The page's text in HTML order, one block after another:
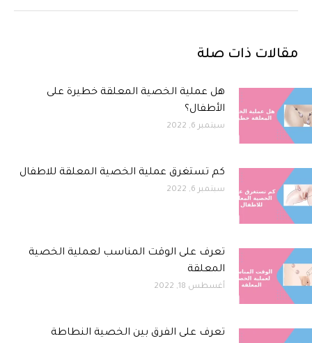
مقالات ذات صلة
هل عملية الخصية المعلقة خطيرة على
الأطفال؟
سبتمبر 6, 2022
كم تستغرق عملية الخصية المعلقة للاطفال
سبتمبر 6, 2022
تعرف على الوقت المناسب لعملية الخصية
المعلقة
أغسطس 18, 2022
تعرف على الفرق بين الخصية النطاطة